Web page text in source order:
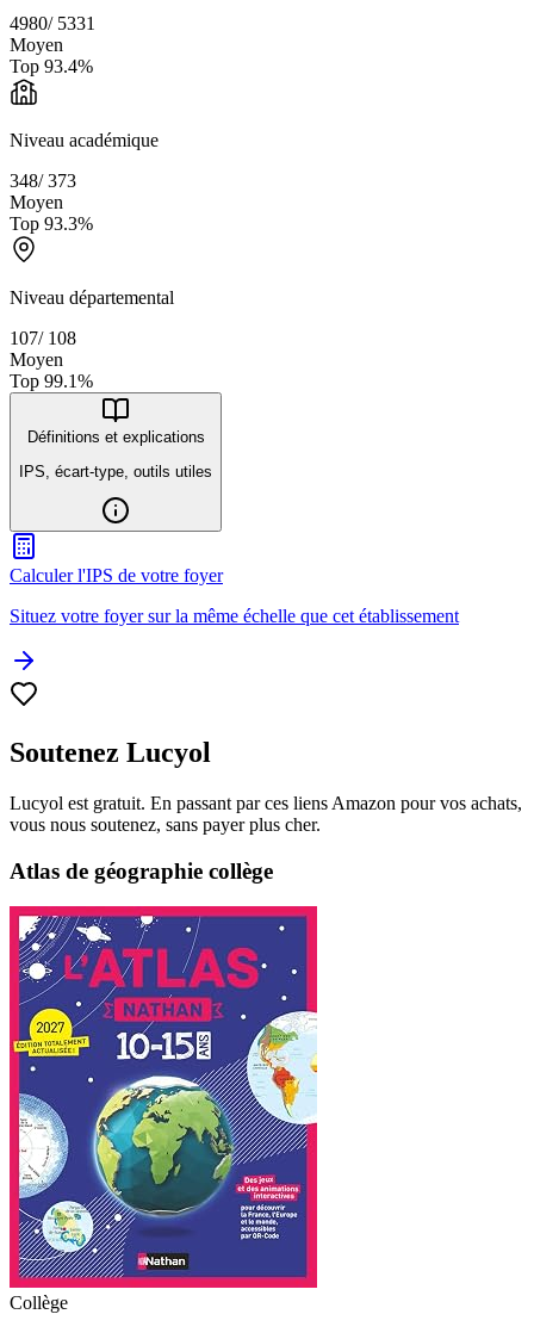
4980/ 5331
Moyen
Top 93.4%
Niveau académique
348/373
Moyen
Top 93.3%
Niveau départemental
107/ 108
Moyen
Top 99.1%
Définitions et explications
IPS, écart-type, outils utiles
Calculer l'IPS de votre foyer
Situez votre foyer sur la même échelle que cet établissement
Soutenez Lucyol
Lucyol est gratuit. En passant par ces liens Amazon pour vos achats,
vous nous soutenez, sans payer plus cher.
Atlas de géographie collège
Collège